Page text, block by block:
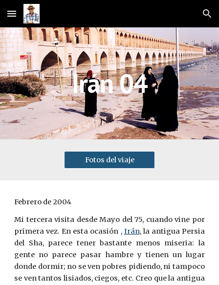
Skip to main content Skip to navigation
Irán 04
Fotos del viaje
Febrero de 2004
Mi tercera visita desde Mayo del 75, cuando vine por
primera vez. En esta ocasión , Irán, la antigua Persia
del Sha, parece tener bastante menos miseria: la
gente no parece pasar hambre y tienen un lugar
donde dormir; no se ven pobres pidiendo, ni tampoco
se ven tantos lisiados, ciegos, etc. Creo que la antigua